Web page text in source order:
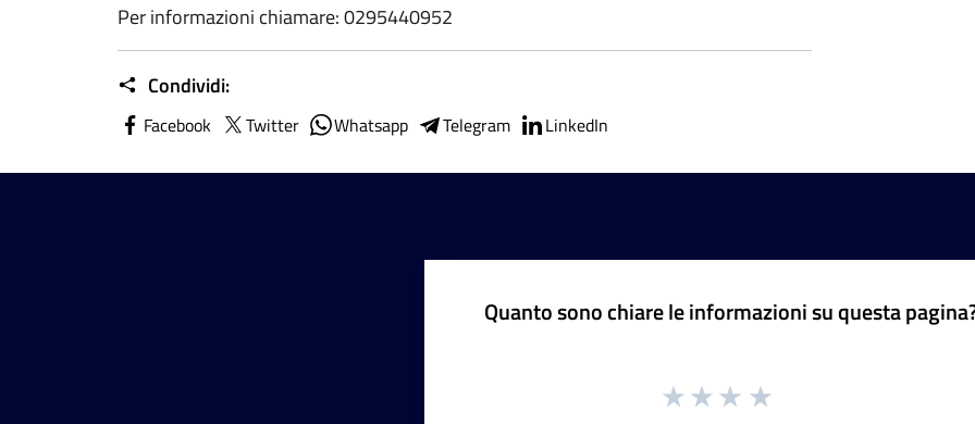
Per informazioni chiamare: 0295440952
Condividi:
Facebook Twitter Whatsapp Telegram LinkedIn
Quanto sono chiare le informazioni su questa